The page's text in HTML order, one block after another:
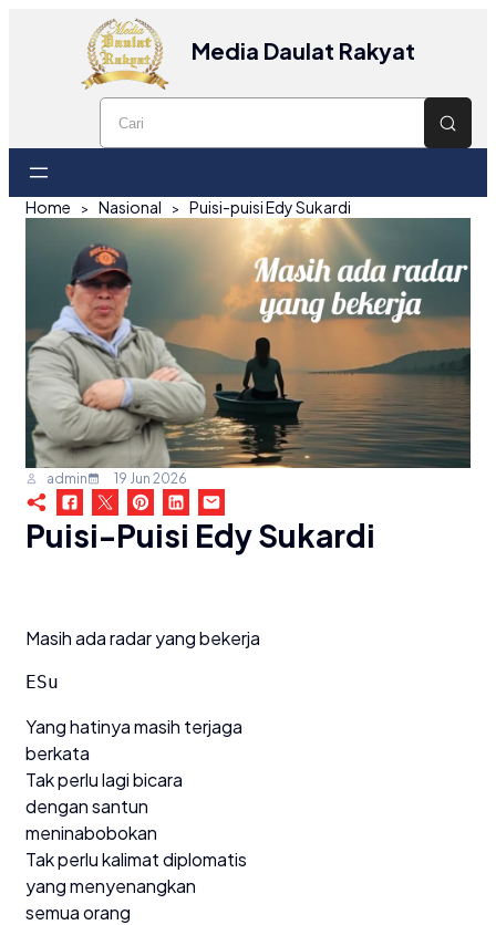
Media Daulat Rakyat
Home Nasional Puisi-puisi Edy Sukardi
admin 19 Jun 2026
Puisi-Puisi Edy Sukardi
Masih ada radar yang bekerja
ESu
Yang hatinya masih terjaga
berkata
Tak perlu lagi bicara
dengan santun
meninabobokan
Tak perlu kalimat diplomatis
yang menyenangkan
semua orang